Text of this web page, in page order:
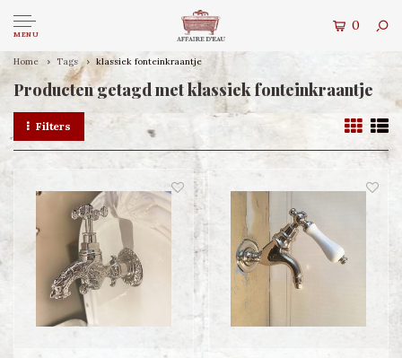
MENU
0
Home Tags klassiek fonteinkraantje
Producten getagd met klassiek fonteinkraantje
Filters